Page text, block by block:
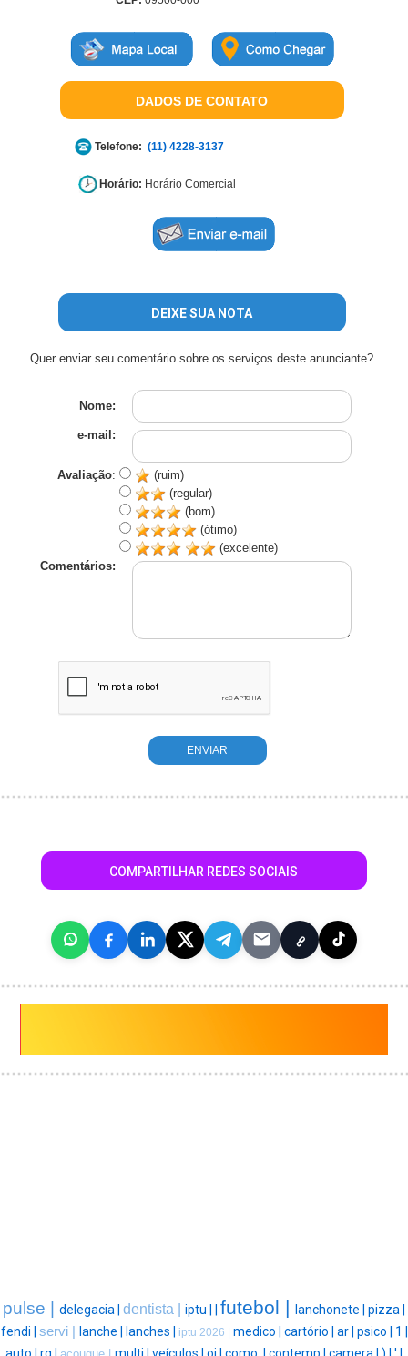
DADOS DE CONTATO
Telefone: (11) 4228-3137
Horário: Horário Comercial
DEIXE SUA NOTA
Quer enviar seu comentário sobre os serviços deste anunciante?
Nome:
e-mail:
Avaliação:
(ruim)
(regular)
(bom)
(ótimo)
(excelente)
Comentários:
COMPARTILHAR REDES SOCIAIS
pulse | delegacia | dentista | iptu | futebol | lanchonete | pizza |
fendi | servi | lanche | lanches | iptu 2026 | medico | cartório | ar | psico | 1 |